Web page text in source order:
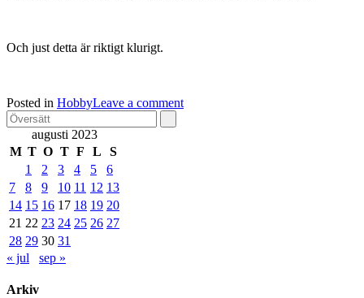
Och just detta är riktigt klurigt.
Posted in HobbyLeave a comment
augusti 2023
M T O T F L
S
1
2 3 4 5
6
7
8 9 10 11 12 13
14 15 16 17 18 19 20
21 22 23 24 25 26 27
28 29 30 31
« jul
sep »
Arkiv